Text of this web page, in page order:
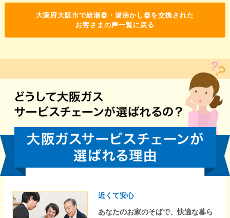
大阪府大阪市で給湯器・湯沸かし器を交換された
お客さまの声一覧に戻る
近くて安心
あなたのお家のそばで、快適な暮ら